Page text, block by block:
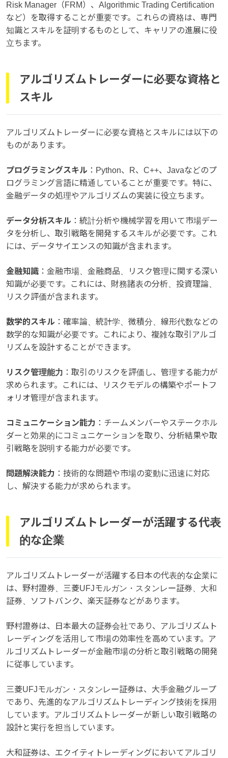
Risk Manager（FRM）、Algorithmic Trading Certification
など）を取得することが重要です。これらの資格は、専門
知識とスキルを証明するものとして、キャリアの進展に役
立ちます。
アルゴリズムトレーダーに必要な資格と
スキル
アルゴリズムトレーダーに必要な資格とスキルには以下の
ものがあります。
プログラミングスキル ：Python、R、C++、Javaなどのプ
ログラミング言語に精通していることが重要です。特に、
金融データの処理やアルゴリズムの実装に役立ちます。
データ分析スキル ：統計分析や機械学習を用いて市場デー
タを分析し、取引戦略を開発するスキルが必要です。これ
には、データサイエンスの知識が含まれます。
金融知識 ：金融市場、金融商品、リスク管理に関する深い
知識が必要です。これには、財務諸表の分析、投資理論、
リスク評価が含まれます。
数学的スキル ：確率論、統計学、微積分、線形代数などの
数学的な知識が必要です。これにより、複雑な取引アルゴ
リズムを設計することができます。
リスク管理能力 ：取引のリスクを評価し、管理する能力が
求められます。これには、リスクモデルの構築やポートフ
ォリオ管理が含まれます。
コミュニケーション能力 ：チームメンバーやステークホル
ダーと効果的にコミュニケーションを取り、分析結果や取
引戦略を説明する能力が必要です。
問題解決能力 ：技術的な問題や市場の変動に迅速に対応
し、解決する能力が求められます。
アルゴリズムトレーダーが活躍する代表
的な企業
アルゴリズムトレーダーが活躍する日本の代表的な企業に
は、野村證券、三菱UFJモルガン・スタンレー証券、大和
証券、ソフトバンク、楽天証券などがあります。
野村證券は、日本最大の証券会社であり、アルゴリズムト
レーディングを活用して市場の効率性を高めています。ア
ルゴリズムトレーダーが金融市場の分析と取引戦略の開発
に従事しています。
三菱UFJモルガン・スタンレー証券は、大手金融グループ
であり、先進的なアルゴリズムトレーディング技術を採用
しています。アルゴリズムトレーダーが新しい取引戦略の
設計と実行を担当しています。
大和証券は、エクイティトレーディングにおいてアルゴリ